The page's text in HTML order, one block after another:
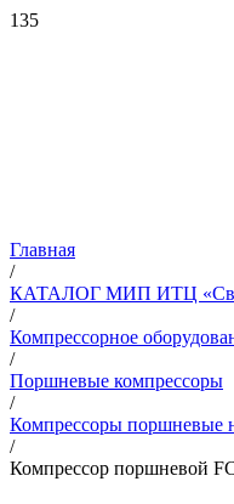
Главная
/
КАТАЛОГ МИП ИТЦ
/
Компрессорное
/
Поршневые компрессоры
/
Компрессоры поршневые
/
Компрессор поршневой